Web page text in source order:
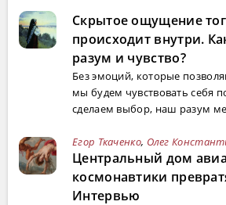
Скрытое ощущение
происходит внутри.
разум и чувство?
Без эмоций, которые
мы будем чувствовать себя
сделаем выбор, наш разум
Егор Ткаченко, Олег
Центральный дом
космонавтики
Интервью